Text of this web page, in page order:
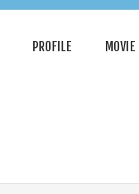
PROFILE MOVIE